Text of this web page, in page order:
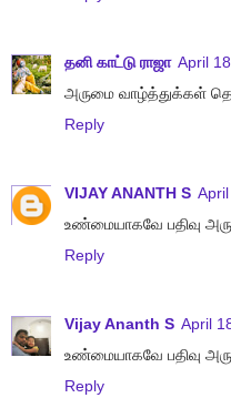
தனி காட்டு ராஜா April
அருமை வாழ்த்துக்கள்
Reply
VIJAY ANANTH S
உண்மையாகவே பதிவு
Reply
Vijay Ananth S April
உண்மையாகவே பதிவு
Reply